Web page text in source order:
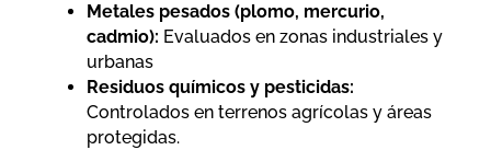
Metales pesados (plomo, mercurio,
cadmio): Evaluados en zonas industriales y
urbanas
Residuos químicos y pesticidas:
Controlados en terrenos agrícolas y áreas
protegidas.